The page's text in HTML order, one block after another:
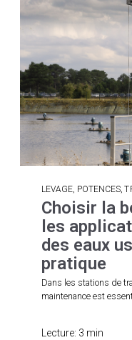
LEVAGE, POTENCES,
Choisir la
les
des eaux
pratique
Dans les stations de
maintenance est
Lecture: 3 min